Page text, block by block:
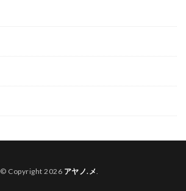
© Copyright 2026 アヤノ.メ